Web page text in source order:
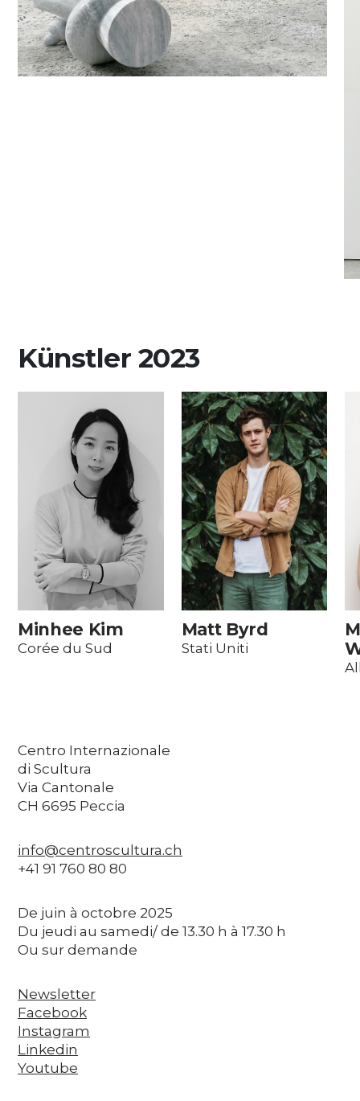
Künstler 2023
Minhee Kim
Corée du Sud
Matt Byrd
Stati Uniti
Centro Internazionale
di Scultura
Via Cantonale
CH 6695 Peccia
info@centroscultura.ch
+41 91 760 80 80
De juin à octobre 2025
Du jeudi au samedi/ de 13.30 h à 17.30 h
Ou sur demande
Newsletter
Facebook
Instagram
Linkedin
Youtube